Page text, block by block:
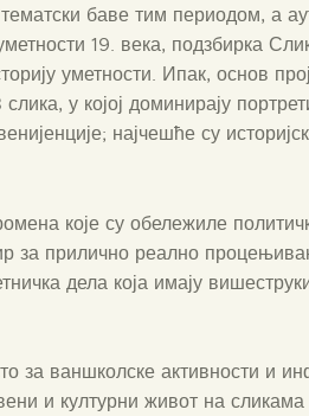
баве тим периодом, а
19. века, подзбирка
уметности. Ипак, основ
у којој доминирају
најчешће су
које су обележиле
за прилично реално
дела која имају
за ваншколске активности и
и културни живот на